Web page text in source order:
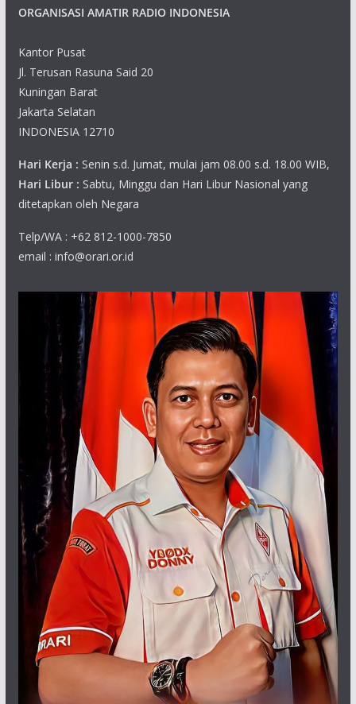
ORGANISASI AMATIR RADIO INDONESIA
Kantor Pusat
Jl. Terusan Rasuna Said 20
Kuningan Barat
Jakarta Selatan
INDONESIA 12710
Hari Kerja : Senin s.d. Jumat, mulai jam 08.00 s.d. 18.00 WIB,
Hari Libur : Sabtu, Minggu dan Hari Libur Nasional yang
ditetapkan oleh Negara
Telp/WA : +62 812-1000-7850
email : info@orari.or.id